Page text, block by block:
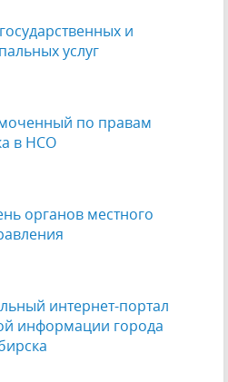
и
услуг
по правам
в НСО
органов местного
интернет-портал
информации города